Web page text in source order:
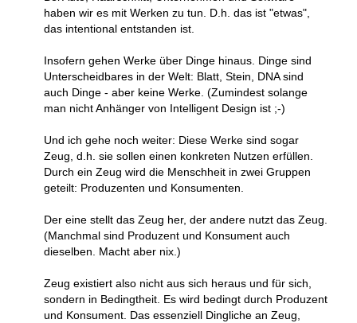
haben wir es mit Werken zu tun. D.h. das ist "etwas",
das intentional entstanden ist.
Insofern gehen Werke über Dinge hinaus. Dinge sind
Unterscheidbares in der Welt: Blatt, Stein, DNA sind
auch Dinge - aber keine Werke. (Zumindest solange
man nicht Anhänger von Intelligent Design ist ;-)
Und ich gehe noch weiter: Diese Werke sind sogar
Zeug, d.h. sie sollen einen konkreten Nutzen erfüllen.
Durch ein Zeug wird die Menschheit in zwei Gruppen
geteilt: Produzenten und Konsumenten.
Der eine stellt das Zeug her, der andere nutzt das Zeug.
(Manchmal sind Produzent und Konsument auch
dieselben. Macht aber nix.)
Zeug existiert also nicht aus sich heraus und für sich,
sondern in Bedingtheit. Es wird bedingt durch Produzent
und Konsument. Das essenziell Dingliche an Zeug,